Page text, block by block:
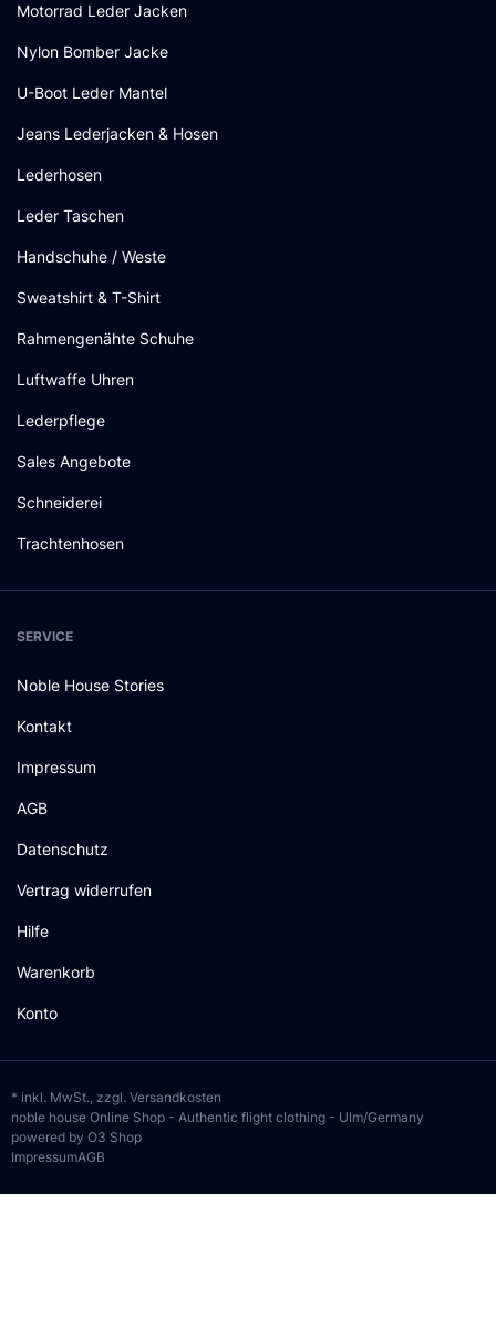
Motorrad Leder Jacken
Nylon Bomber Jacke
U-Boot Leder Mantel
Jeans Lederjacken & Hosen
Lederhosen
Leder Taschen
Handschuhe / Weste
Sweatshirt & T-Shirt
Rahmengenähte Schuhe
Luftwaffe Uhren
Lederpflege
Sales Angebote
Schneiderei
Trachtenhosen
SERVICE
Noble House Stories
Kontakt
Impressum
AGB
Datenschutz
Vertrag widerrufen
Hilfe
Warenkorb
Konto
* inkl. MwSt., zzgl. Versandkosten
noble house Online Shop - Authentic flight clothing - Ulm/Germany
powered by O3 Shop
ImpressumAGB